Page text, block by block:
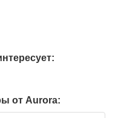
от Aurora: